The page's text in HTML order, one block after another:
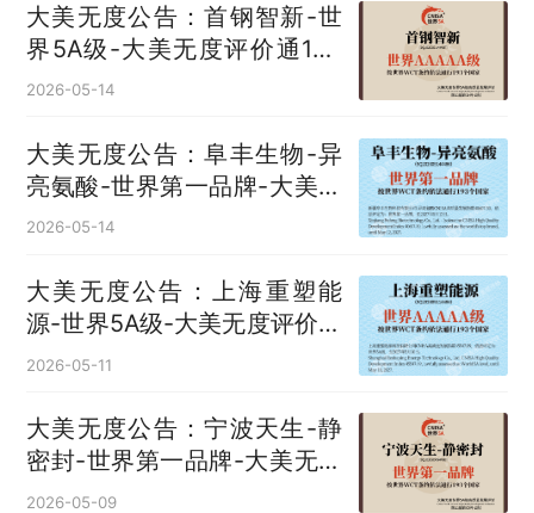
大美无度公告：首钢智新-世
界5A级-大美无度评价通193
国
2026-05-14
大美无度公告：阜丰生物-异
亮氨酸‌-世界第一品牌-大美无
度评价通193国
2026-05-14
大美无度公告：上海重塑能
源-世界5A级-大美无度评价通
193国
2026-05-11
大美无度公告：宁波天生-静
密封‌-世界第一品牌-大美无度
评价通193国
2026-05-09